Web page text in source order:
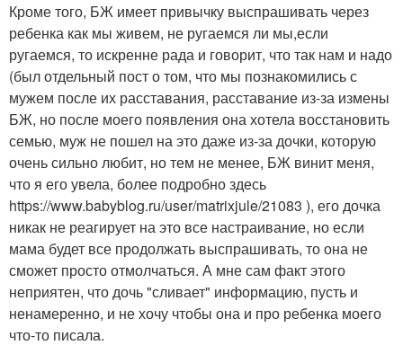
Кроме того, БЖ имеет привычку выспрашивать через
ребенка как мы живем, не ругаемся ли мы,если
ругаемся, то искренне рада и говорит, что так нам и надо
(был отдельный пост о том, что мы познакомились с
мужем после их расставания, расставание из-за измены
БЖ, но после моего появления она хотела восстановить
семью, муж не пошел на это даже из-за дочки, которую
очень сильно любит, но тем не менее, БЖ винит меня,
что я его увела, более подробно здесь
https://www.babyblog.ru/user/matrixjule/21083 ), его дочка
никак не реагирует на это все настраивание, но если
мама будет все продолжать выспрашивать, то она не
сможет просто отмолчаться. А мне сам факт этого
неприятен, что дочь "сливает" информацию, пусть и
ненамеренно, и не хочу чтобы она и про ребенка моего
что-то писала.